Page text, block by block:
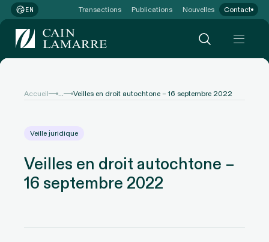
EN Transactions Publications Nouvelles Contact
Accueil ... Veilles en droit autochtone – 16 septembre 2022
Veille juridique
Veilles en droit autochtone –
16 septembre 2022